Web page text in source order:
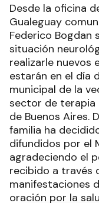
Desde la oficina
Gualeguay
Federico Bogdan
situación
realizarle nuevos
estarán en el día
municipal de la
sector de terapia
de Buenos Aires.
familia ha
difundidos por el
agradeciendo el
recibido a través
manifestaciones
oración por la